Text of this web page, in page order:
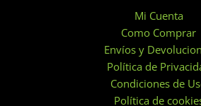
Mi Cuenta
Como Comprar
Envíos y
Política de
Condiciones de
Política de